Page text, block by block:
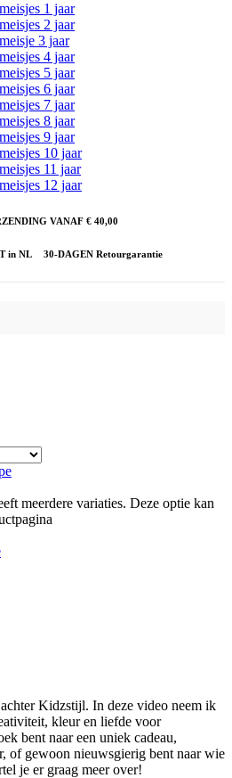
1 jaar
2 jaar
3 jaar
4 jaar
5 jaar
6 jaar
7 jaar
8 jaar
9 jaar
10 jaar
11 jaar
12 jaar
VANAF € 40,00
in NL 30-DAGEN Retourgarantie
meerdere variaties. Deze optie kan
Kidzstijl. In deze video neem ik
kleur en liefde voor
bent naar een uniek cadeau,
of gewoon nieuwsgierig bent naar wie
je er graag meer over!